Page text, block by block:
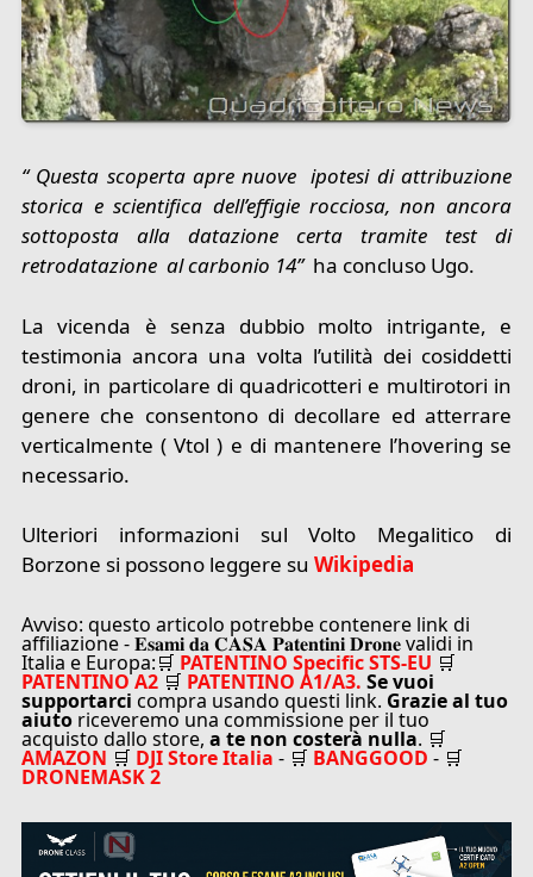
“ Questa scoperta apre nuove ipotesi di attribuzione
storica e scientifica dell’effigie rocciosa, non ancora
sottoposta alla datazione certa tramite test di
retrodatazione al carbonio 14” ha concluso Ugo.
La vicenda è senza dubbio molto intrigante, e
testimonia ancora una volta l’utilità dei cosiddetti
droni, in particolare di quadricotteri e multirotori in
genere che consentono di decollare ed atterrare
verticalmente ( Vtol ) e di mantenere l’hovering se
necessario.
Ulteriori informazioni sul Volto Megalitico di
Borzone si possono leggere suWikipedia
Avviso: questo articolo potrebbe contenere link di
affiliazione - 𝐄𝐬𝐚𝐦𝐢 𝐝𝐚 𝐂𝐀𝐒𝐀 𝐏𝐚𝐭𝐞𝐧𝐭𝐢𝐧𝐢 𝐃𝐫𝐨𝐧𝐞 validi in
Italia e Europa:🛒 PATENTINO Specific STS-EU 🛒
PATENTINO A2 🛒 PATENTINO A1/A3. Se vuoi
supportarci compra usando questi link. Grazie al tuo
aiuto riceveremo una commissione per il tuo
acquisto dallo store,a te non costerà nulla. 🛒
AMAZON 🛒 DJI Store Italia- 🛒 BANGGOOD - 🛒
DRONEMASK 2